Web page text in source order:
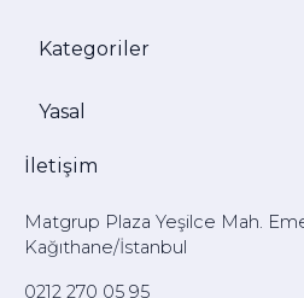
Kategoriler
Yasal
İletişim
Matgrup Plaza Yeşilce Mah.
Kağıthane/İstanbul
0212 270 05 95